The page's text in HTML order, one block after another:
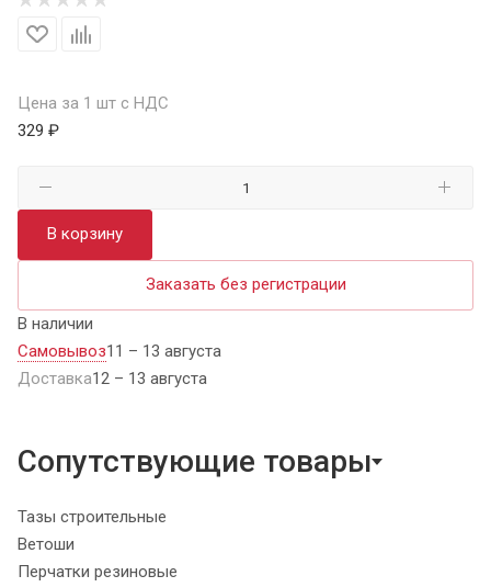
Цена за 1 шт с НДС
329 ₽
В корзину
Заказать без регистрации
В наличии
Самовывоз11 – 13 августа
Доставка12 – 13 августа
Сопутствующие товары
Тазы строительные
Ветоши
Перчатки резиновые